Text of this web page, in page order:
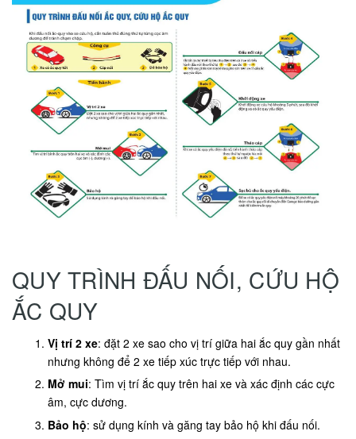
QUY TRÌNH ĐẤU NỐI, CỨU HỘ
ẮC QUY
Vị trí 2 xe: đặt 2 xe sao cho vị trí giữa hai ắc quy gần nhất
nhưng không để 2 xe tiếp xúc trực tiếp với nhau.
Mở mui: Tìm vị trí ắc quy trên hai xe và xác định các cực
âm, cực dương.
Bảo hộ: sử dụng kính và găng tay bảo hộ khi đấu nối.